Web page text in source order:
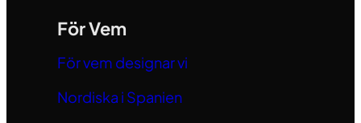
För Vem
För vem designar vi
Nordiska i Spanien